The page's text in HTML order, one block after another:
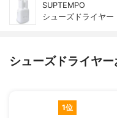
SUPTEMPO
シューズドライヤー
シューズドライヤ
1位